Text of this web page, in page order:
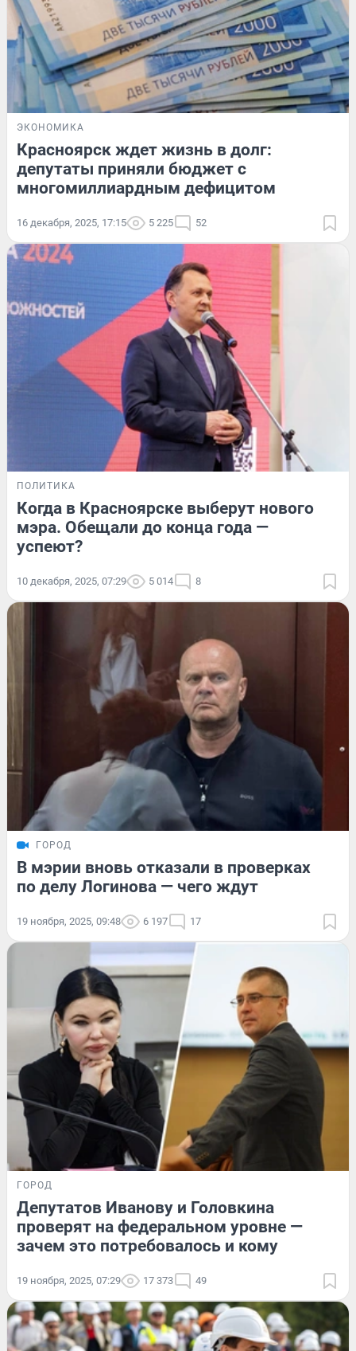
ЭКОНОМИКА
Красноярск ждет жизнь в долг:
депутаты приняли бюджет с
многомиллиардным дефицитом
16 декабря, 2025, 17:15 5 225 52
ПОЛИТИКА
Когда в Красноярске выберут нового
мэра. Обещали до конца года —
успеют?
10 декабря, 2025, 07:29 5 014 8
ГОРОД
В мэрии вновь отказали в проверках
по делу Логинова — чего ждут
19 ноября, 2025, 09:48 6 197 17
ГОРОД
Депутатов Иванову и Головкина
проверят на федеральном уровне —
зачем это потребовалось и кому
19 ноября, 2025, 07:29 17 373 49